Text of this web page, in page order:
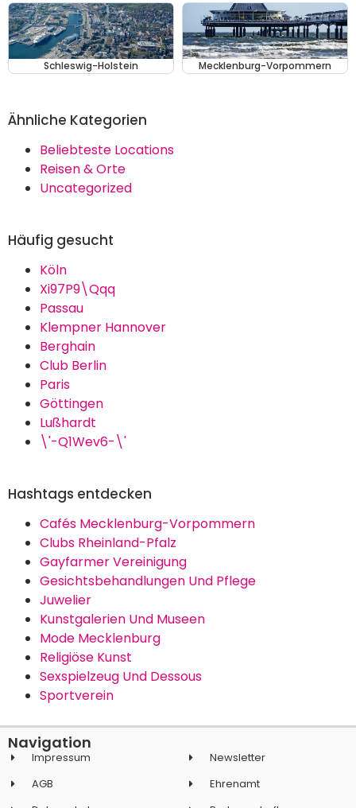
Schleswig-Holstein Mecklenburg-Vorpommern
Ähnliche Kategorien
Beliebteste Locations
Reisen & Orte
Uncategorized
Häufig gesucht
Köln
Xi97P9\Qqq
Passau
Klempner Hannover
Berghain
Club Berlin
Paris
Göttingen
Lußhardt
\'-Q1Wev6-\'
Hashtags entdecken
Cafés Mecklenburg-Vorpommern
Clubs Rheinland-Pfalz
Gayfarmer Vereinigung
Gesichtsbehandlungen Und Pflege
Juwelier
Kunstgalerien Und Museen
Mode Mecklenburg
Religiöse Kunst
Sexspielzeug Und Dessous
Sportverein
Navigation
Impressum
AGB
Newsletter
Ehrenamt